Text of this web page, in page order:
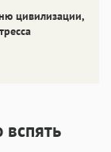
цивилизации,